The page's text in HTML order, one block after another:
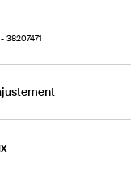
- 38207471